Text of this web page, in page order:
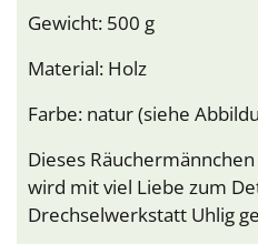
Gewicht: 500 g
Material: Holz
Farbe: natur (siehe
Dieses
wird mit viel Liebe zum
Drechselwerkstatt Uhlig